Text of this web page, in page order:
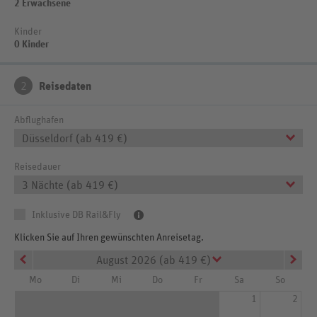
2 Erwachsene
Kinder
0 Kinder
2 Reisedaten
Abflughafen
Düsseldorf (ab 419 €)
Reisedauer
3 Nächte (ab 419 €)
Inklusive DB Rail&Fly
Klicken Sie auf Ihren gewünschten Anreisetag.
August 2026 (ab 419 €)
Mo Di Mi Do Fr Sa
So
1
2